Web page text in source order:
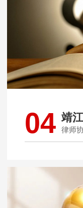
04 靖
律师